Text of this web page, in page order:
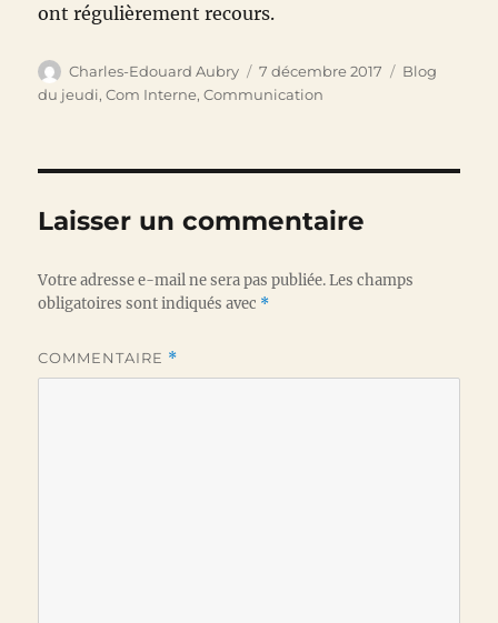
ont régulièrement recours.
Auteur
Charles-Edouard Aubry
Publié
le
7 décembre 2017 Catégories
Blog
du jeudi,Com Interne,Communication
Laisser un commentaire
Votre adresse e-mail ne sera pas publiée. Les champs
obligatoires sont indiqués avec *
COMMENTAIRE *